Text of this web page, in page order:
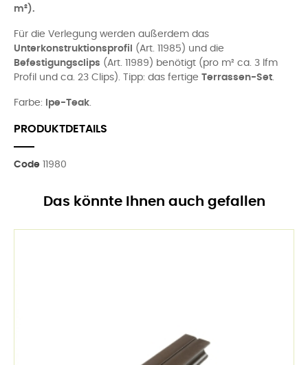
m²).
Für die Verlegung werden außerdem das
Unterkonstruktionsprofil
(Art. 11985) und die
Befestigungsclips (Art. 11989) benötigt (pro m² ca. 3 lfm
Profil und ca. 23 Clips). Tipp: das fertige Terrassen-Set.
Farbe: Ipe-Teak.
PRODUKTDETAILS
Code 11980
Das könnte Ihnen auch gefallen